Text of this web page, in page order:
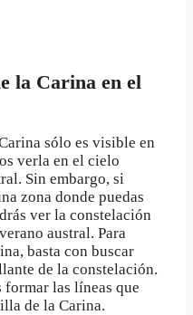
la Carina en el
sólo es visible en
verla en el cielo
Sin embargo, si
zona donde puedas
ver la constelación
austral. Para
basta con buscar
de la constelación.
formar las líneas que
de la Carina.